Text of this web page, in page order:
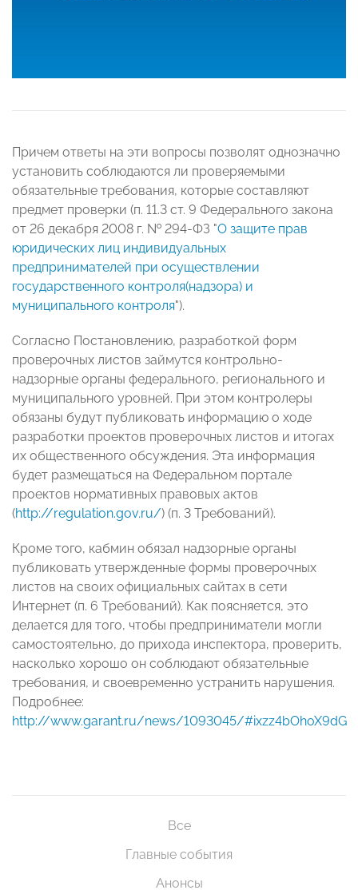
Причем ответы на эти вопросы позволят однозначно
установить соблюдаются ли проверяемыми
обязательные требования, которые составляют
предмет проверки (п. 11.3 ст. 9 Федерального закона
от 26 декабря 2008 г. № 294-ФЗ "О защите прав
юридических лиц индивидуальных
предпринимателей при осуществлении
государственного контроля(надзора) и
муниципального контроля").
Согласно Постановлению, разработкой форм
проверочных листов займутся контрольно-
надзорные органы федерального, регионального и
муниципального уровней. При этом контролеры
обязаны будут публиковать информацию о ходе
разработки проектов проверочных листов и итогах
их общественного обсуждения. Эта информация
будет размещаться на Федеральном портале
проектов нормативных правовых актов
(http://regulation.gov.ru/) (п. 3 Требований).
Кроме того, кабмин обязал надзорные органы
публиковать утвержденные формы проверочных
листов на своих официальных сайтах в сети
Интернет (п. 6 Требований). Как поясняется, это
делается для того, чтобы предприниматели могли
самостоятельно, до прихода инспектора, проверить,
насколько хорошо он соблюдают обязательные
требования, и своевременно устранить нарушения.
Подробнее:
http://www.garant.ru/news/1093045/#ixzz4bOhoX9dG
Все
Главные события
Анонсы